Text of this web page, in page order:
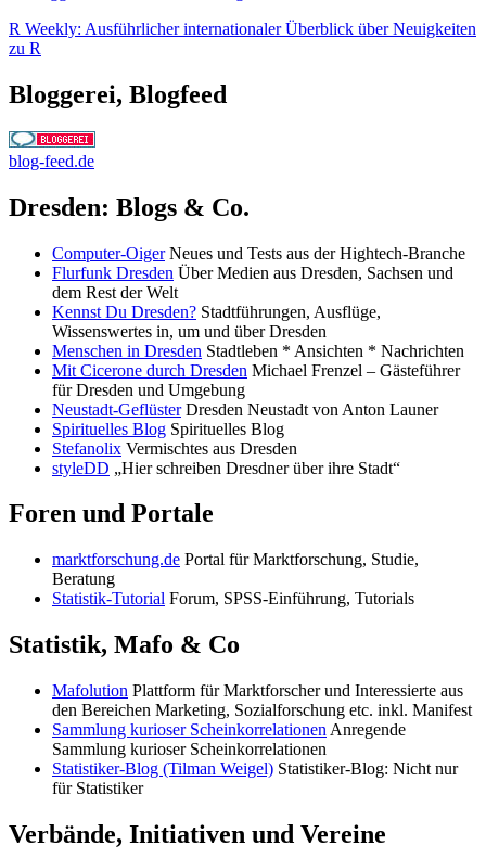
R Weekly: Ausführlicher internationaler Überblick über Neuigkeiten
zu R
Bloggerei, Blogfeed
blog-feed.de
Dresden: Blogs & Co.
Computer-OigerNeues und Tests aus der Hightech-Branche
Flurfunk Dresden Über Medien aus Dresden, Sachsen und
dem Rest der Welt
Kennst Du Dresden? Stadtführungen, Ausflüge,
Wissenswertes in, um und über Dresden
Menschen in Dresden Stadtleben * Ansichten * Nachrichten
Mit Cicerone durch Dresden Michael Frenzel – Gästeführer
für Dresden und Umgebung
Neustadt-GeflüsterDresden Neustadt von Anton Launer
Spirituelles Blog Spirituelles Blog
Stefanolix Vermischtes aus Dresden
styleDD „Hier schreiben Dresdner über ihre Stadt“
Foren und Portale
marktforschung.de Portal für Marktforschung, Studie,
Beratung
Statistik-Tutorial Forum, SPSS-Einführung, Tutorials
Statistik, Mafo & Co
Mafolution Plattform für Marktforscher und Interessierte aus
den Bereichen Marketing, Sozialforschung etc. inkl. Manifest
Sammlung kurioser Scheinkorrelationen Anregende
Sammlung kurioser Scheinkorrelationen
Statistiker-Blog (Tilman Weigel) Statistiker-Blog: Nicht nur
für Statistiker
Verbände, Initiativen und Vereine